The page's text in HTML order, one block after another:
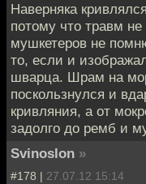
Наверняка
потому что травм
мушкетеров не
то, если и
шварца. Шрам на
поскользнулся и
кривляния, а от
задолго до ремб и
Svinoslon »
#178 | 27.07.12 15:14